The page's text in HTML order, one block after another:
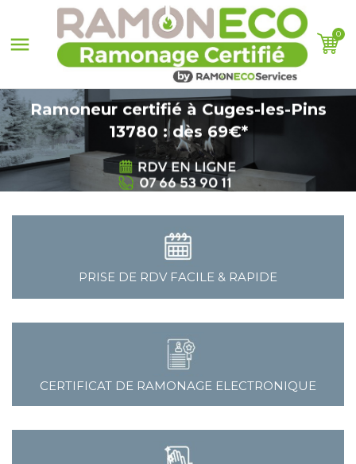
 0
Ramoneur certifié à Cuges-les-Pins
13780 : dès 69€*
PRISE DE RDV FACILE & RAPIDE
CERTIFICAT DE RAMONAGE ELECTRONIQUE